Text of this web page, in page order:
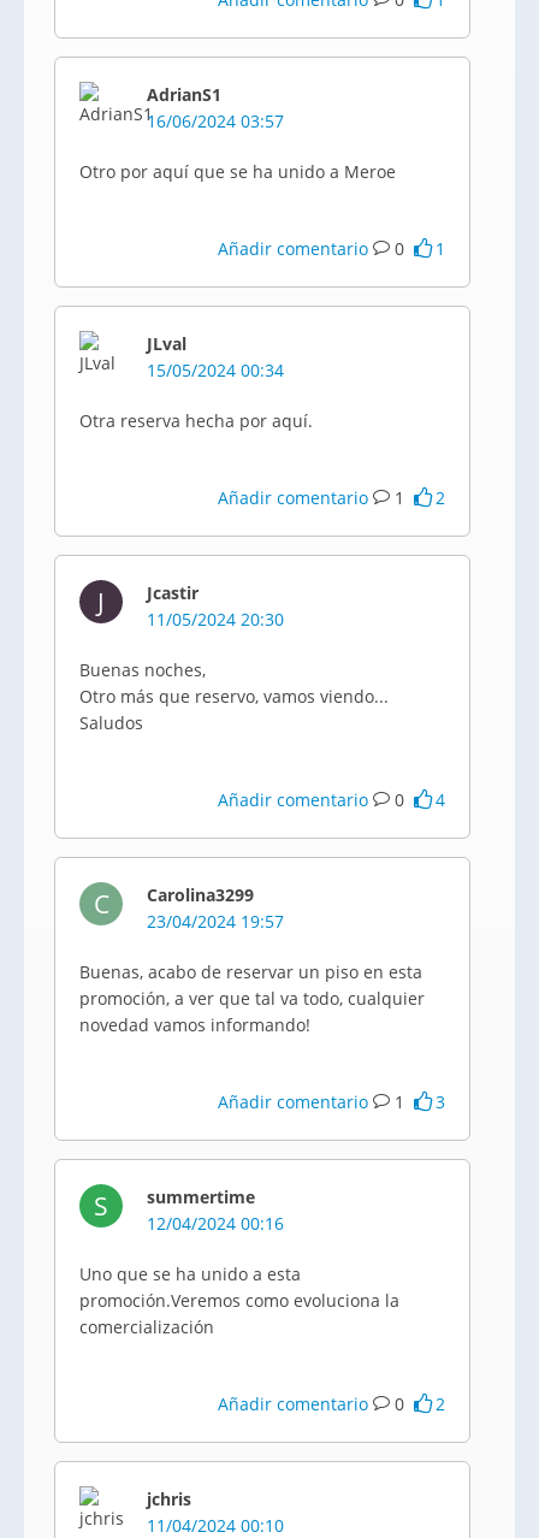
AdrianS1
16/06/2024 03:57
Otro por aquí que se ha unido a Meroe
Añadir comentario 0 1
JLval
15/05/2024 00:34
Otra reserva hecha por aquí.
Añadir comentario 1 2
J
Jcastir
11/05/2024 20:30
Buenas noches,
Otro más que reservo, vamos viendo...
Saludos
Añadir comentario 0 4
C
Carolina3299
23/04/2024 19:57
Buenas, acabo de reservar un piso en esta
promoción, a ver que tal va todo, cualquier
novedad vamos informando!
Añadir comentario 1 3
S
summertime
12/04/2024 00:16
Uno que se ha unido a esta
promoción.Veremos como evoluciona la
comercialización
Añadir comentario 0 2
jchris
11/04/2024 00:10